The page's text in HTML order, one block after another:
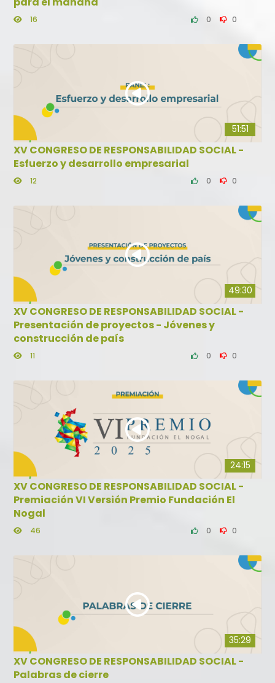
16 0 0
51:51
XV CONGRESO DE RESPONSABILIDAD SOCIAL -
Esfuerzo y desarrollo empresarial
12 0 0
49:30
XV CONGRESO DE RESPONSABILIDAD SOCIAL -
Presentación de proyectos - Jóvenes y
construcción de país
11 0 0
24:15
XV CONGRESO DE RESPONSABILIDAD SOCIAL -
Premiación VI Versión Premio Fundación El
Nogal
46 0 0
35:29
XV CONGRESO DE RESPONSABILIDAD SOCIAL -
Palabras de cierre